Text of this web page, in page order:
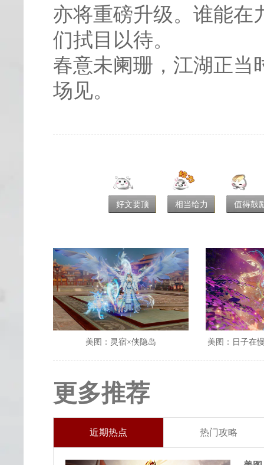
亦将重磅升级。谁能在
们拭目以待。
春意未阑珊，江湖正当
场见。
好文要顶 相当给力 值得鼓
美图：灵宿×侠隐岛 美图：日子在
更多推荐
近期热点 热门攻略